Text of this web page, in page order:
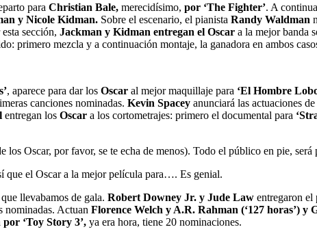
para Christian Bale, merecidísimo, por ‘The Fighter’. A
y Nicole Kidman. Sobre el escenario, el pianista Randy Waldman
sección, Jackman y Kidman entregan el Oscar a la mejor banda
primero mezcla y a continuación montaje, la ganadora en ambos
, aparece para dar los Oscar al mejor maquillaje para ‘El Hombre
canciones nominadas. Kevin Spacey anunciará las actuaciones de
entregan los Oscar a los cortometrajes: primero el documental para
los Oscar, por favor, se te echa de menos). Todo el público en pie, será
que el Oscar a la mejor película para…. Es genial.
llevabamos de gala. Robert Downey Jr. y Jude Law entregaron el
nominadas. Actuan Florence Welch y A.R. Rahman (‘127 horas’) y
‘Toy Story 3’, ya era hora, tiene 20 nominaciones.